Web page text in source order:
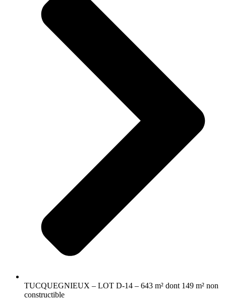
TUCQUEGNIEUX – LOT D-14 – 643 m² dont 149 m² non
constructible